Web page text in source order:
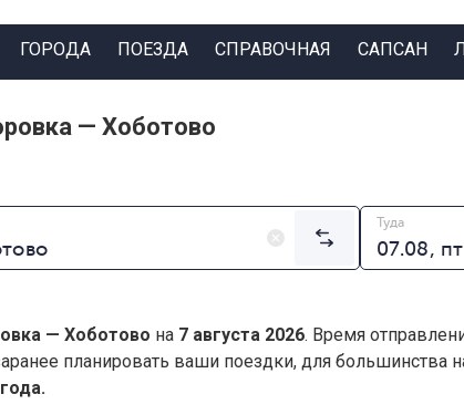
ГОРОДА ПОЕЗДА СПРАВОЧНАЯ САПСАН
— Хоботово
Туда
— Хоботово на 7 августа 2026. Время
планировать ваши поездки, для большинства